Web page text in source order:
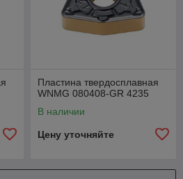
Пластина твердосплавная
WNMG 080408-GR 4235
В наличии
Цену уточняйте